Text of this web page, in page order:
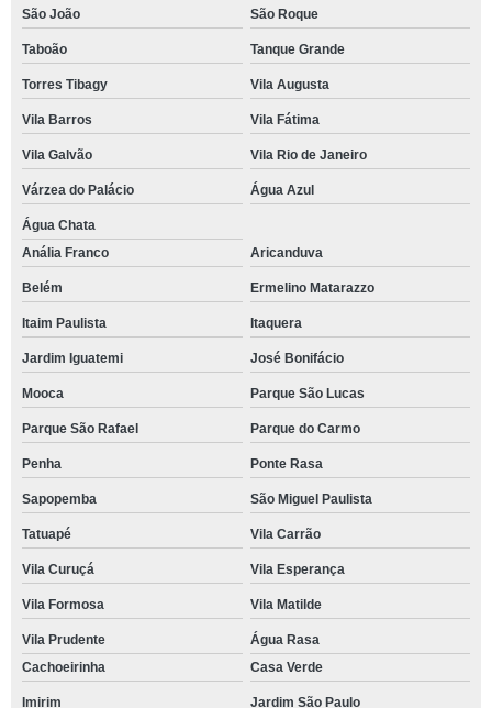
São João São Roque
Taboão Tanque Grande
Torres Tibagy Vila Augusta
Vila Barros Vila Fátima
Vila Galvão Vila Rio de Janeiro
Várzea do Palácio Água Azul
Água Chata
Anália Franco
Aricanduva
Belém Ermelino Matarazzo
Itaim Paulista Itaquera
Jardim Iguatemi José Bonifácio
Mooca Parque São Lucas
Parque São Rafael Parque do Carmo
Penha Ponte Rasa
Sapopemba São Miguel Paulista
Tatuapé Vila Carrão
Vila Curuçá Vila Esperança
Vila Formosa Vila Matilde
Vila Prudente
Água Rasa
Cachoeirinha
Casa Verde
Imirim Jardim São Paulo